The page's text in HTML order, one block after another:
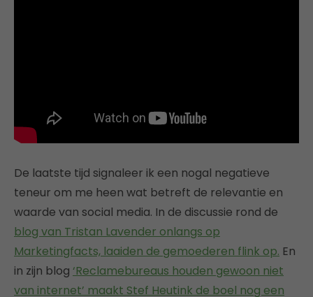
De laatste tijd signaleer ik een nogal negatieve
teneur om me heen wat betreft de relevantie en
waarde van social media. In de discussie rond de
blog van Tristan Lavender onlangs op
Marketingfacts, laaiden de gemoederen flink op. En
in zijn blog ‘Reclamebureaus houden gewoon niet
van internet’ maakt Stef Heutink de boel nog een